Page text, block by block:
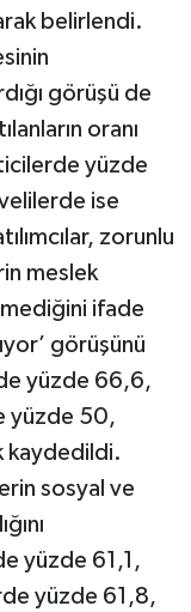
belirlendi.
görüşü de
oranı
yüzde
ise
zorunlu
meslek
ifade
görüşünü
yüzde 66,6,
yüzde 50,
kaydedildi.
sosyal ve
yüzde 61,1,
yüzde 61,8,